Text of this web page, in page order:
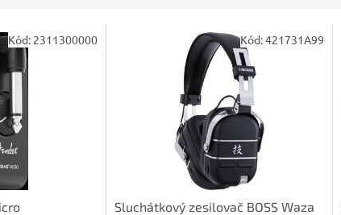
Kód: 2311300000
Sluchátkový zesilovač BOSS Waza
Kód:421731A99